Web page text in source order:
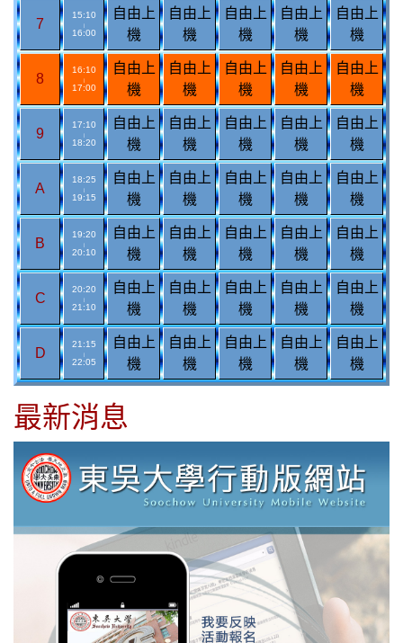
7
15:10
|
16:00
自由上
機
自由上
機
自由上
機
自由上
機
自由上
機
8
16:10
|
17:00
自由上
機
自由上
機
自由上
機
自由上
機
自由上
機
9
17:10
|
18:20
自由上
機
自由上
機
自由上
機
自由上
機
自由上
機
A
18:25
|
19:15
自由上
機
自由上
機
自由上
機
自由上
機
自由上
機
B
19:20
|
20:10
自由上
機
自由上
機
自由上
機
自由上
機
自由上
機
C
20:20
|
21:10
自由上
機
自由上
機
自由上
機
自由上
機
自由上
機
D
21:15
|
22:05
自由上
機
自由上
機
自由上
機
自由上
機
自由上
機
最新消息